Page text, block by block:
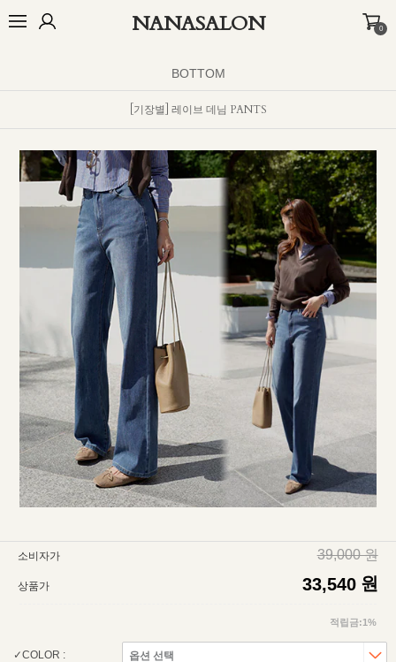
NANASALON 0
BOTTOM
[기장별] 레이브 데님 PANTS
소비자가 39,000 원
상품가 33,540 원
적립금:1%
COLOR :